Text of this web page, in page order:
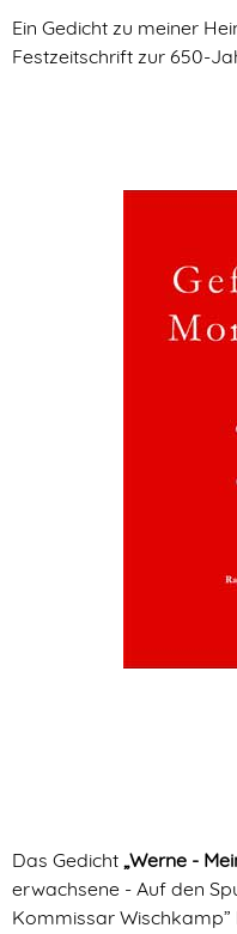
Ein Gedicht zu meiner
Festzeitschrift zur 650-
Das Gedicht „Werne -
erwachsene - Auf den
Kommissar